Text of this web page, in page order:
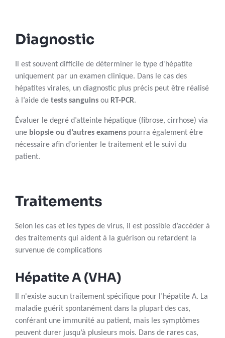
Diagnostic
Il est souvent difficile de déterminer le type d'hépatite
uniquement par un examen clinique. Dans le cas des
hépatites virales, un diagnostic plus précis peut être réalisé
à l’aide de tests sanguins ou RT-PCR.
Évaluer le degré d’atteinte hépatique (fibrose, cirrhose) via
une biopsie ou d’autres examens pourra également être
nécessaire afin d’orienter le traitement et le suivi du
patient.
Traitements
Selon les cas et les types de virus, il est possible d’accéder à
des traitements qui aident à la guérison ou retardent la
survenue de complications
Hépatite A (VHA)
Il n'existe aucun traitement spécifique pour l’hépatite A. La
maladie guérit spontanément dans la plupart des cas,
conférant une immunité au patient, mais les symptômes
peuvent durer jusqu’à plusieurs mois. Dans de rares cas,